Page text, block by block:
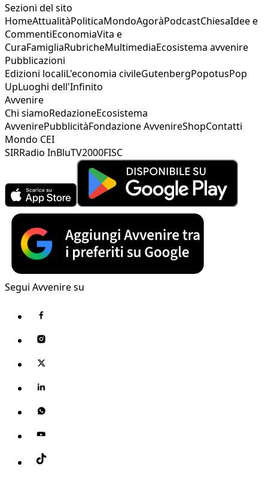
Sezioni del sito
HomeAttualitàPoliticaMondoAgoràPodcastChiesaIdee e
CommentiEconomiaVita e
CuraFamigliaRubricheMultimediaEcosistema avvenire
Pubblicazioni
Edizioni localiL'economia civileGutenbergPopotusPop
UpLuoghi dell'Infinito
Avvenire
Chi siamoRedazioneEcosistema
AvvenirePubblicitàFondazione AvvenireShopContatti
Mondo CEI
SIRRadio InBluTV2000FISC
Segui Avvenire su